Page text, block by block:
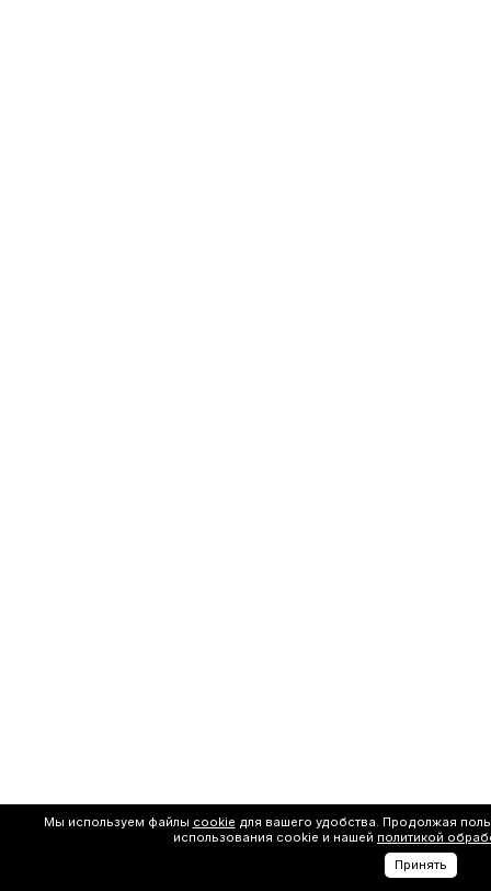
Мы используем файлы cookie для вашего удобства. Продолжая
использования cookie и нашей политикой
Принять